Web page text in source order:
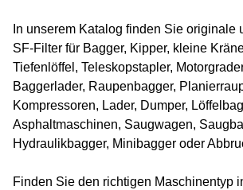
In unserem Katalog finden Sie originale
SF-Filter für Bagger, Kipper, kleine
Tiefenlöffel, Teleskopstapler,
Baggerlader, Raupenbagger,
Kompressoren, Lader, Dumper,
Asphaltmaschinen, Saugwagen,
Hydraulikbagger, Minibagger oder
Finden Sie den richtigen Maschinentyp